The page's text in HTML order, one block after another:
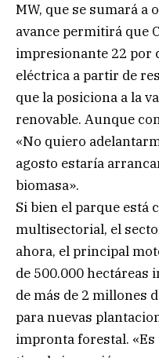
MW, que se sumará a
avance permitirá que
impresionante 22 por
eléctrica a partir de
que la posiciona a la
renovable. Aunque
«No quiero
agosto estaría
biomasa».
Si bien el parque está
multisectorial, el
ahora, el principal
de 500.000 hectáreas
de más de 2 millones
para nuevas
impronta forestal.